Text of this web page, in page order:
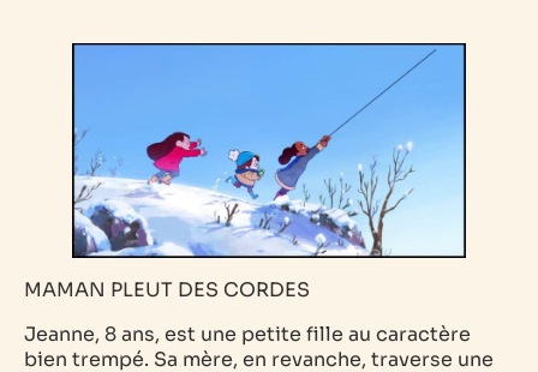
MAMAN PLEUT DES CORDES
Jeanne, 8 ans, est une petite fille au caractère
bien trempé. Sa mère, en revanche, traverse une